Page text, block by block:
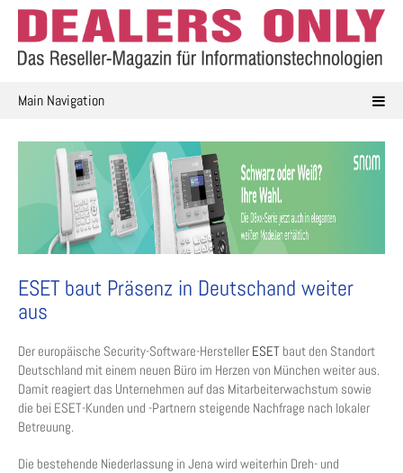
Skip
content
Main Navigation
ESET baut Präsenz in Deutschand weiter
aus
Der europäische Security-Software-Hersteller ESET baut den Standort
Deutschland mit einem neuen Büro im Herzen von München weiter aus.
Damit reagiert das Unternehmen auf das Mitarbeiterwachstum sowie
die bei ESET-Kunden und -Partnern steigende Nachfrage nach lokaler
Betreuung.
Die bestehende Niederlassung in Jena wird weiterhin Dreh- und